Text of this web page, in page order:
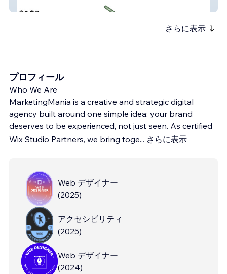
さらに表示
プロフィール
Who We Are
MarketingMania is a creative and strategic digital
agency built around one simple idea: your brand
deserves to be experienced, not just seen. As certified
Wix Studio Partners, we bring toge... さらに表示
Web デザイナー
(2025)
アクセシビリティ
(2025)
Web デザイナー
(2024)